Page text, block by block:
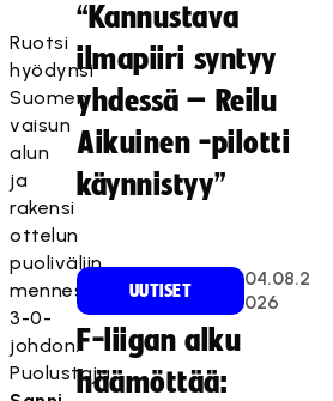
Ruotsi
hyödynsi
Suomen
vaisun
alun
ja
rakensi
ottelun
puoliväliin
mennessä
3-0-
johdon.
Puolustaja
“Kannustava
ilmapiiri syntyy
yhdessä – Reilu
Aikuinen -pilotti
käynnistyy”
UUTISET
04.08.2
026
F-liigan alku
häämöttää: